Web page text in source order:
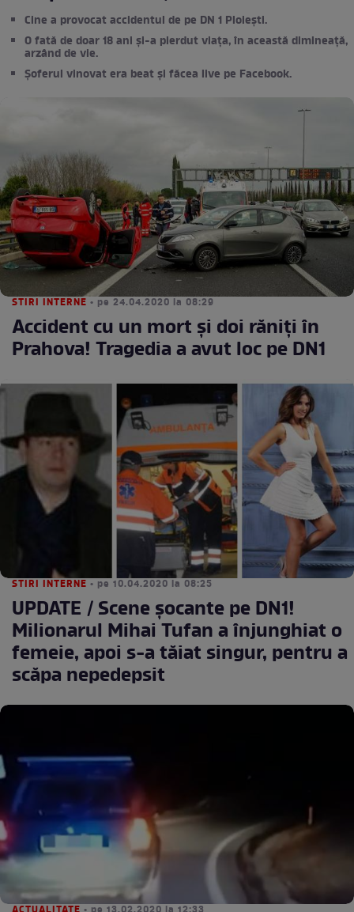
Cine a provocat accidentul de pe DN 1 Ploiești.
O fată de doar 18 ani și-a pierdut viața, în această dimineață,
arzând de vie.
Șoferul vinovat era beat și făcea live pe Facebook.
STIRI INTERNE • pe 24.04.2020 la 08:29
Accident cu un mort și doi răniți în
Prahova! Tragedia a avut loc pe DN1
STIRI INTERNE • pe 10.04.2020 la 08:25
UPDATE / Scene șocante pe DN1!
Milionarul Mihai Tufan a înjunghiat o
femeie, apoi s-a tăiat singur, pentru a
scăpa nepedepsit